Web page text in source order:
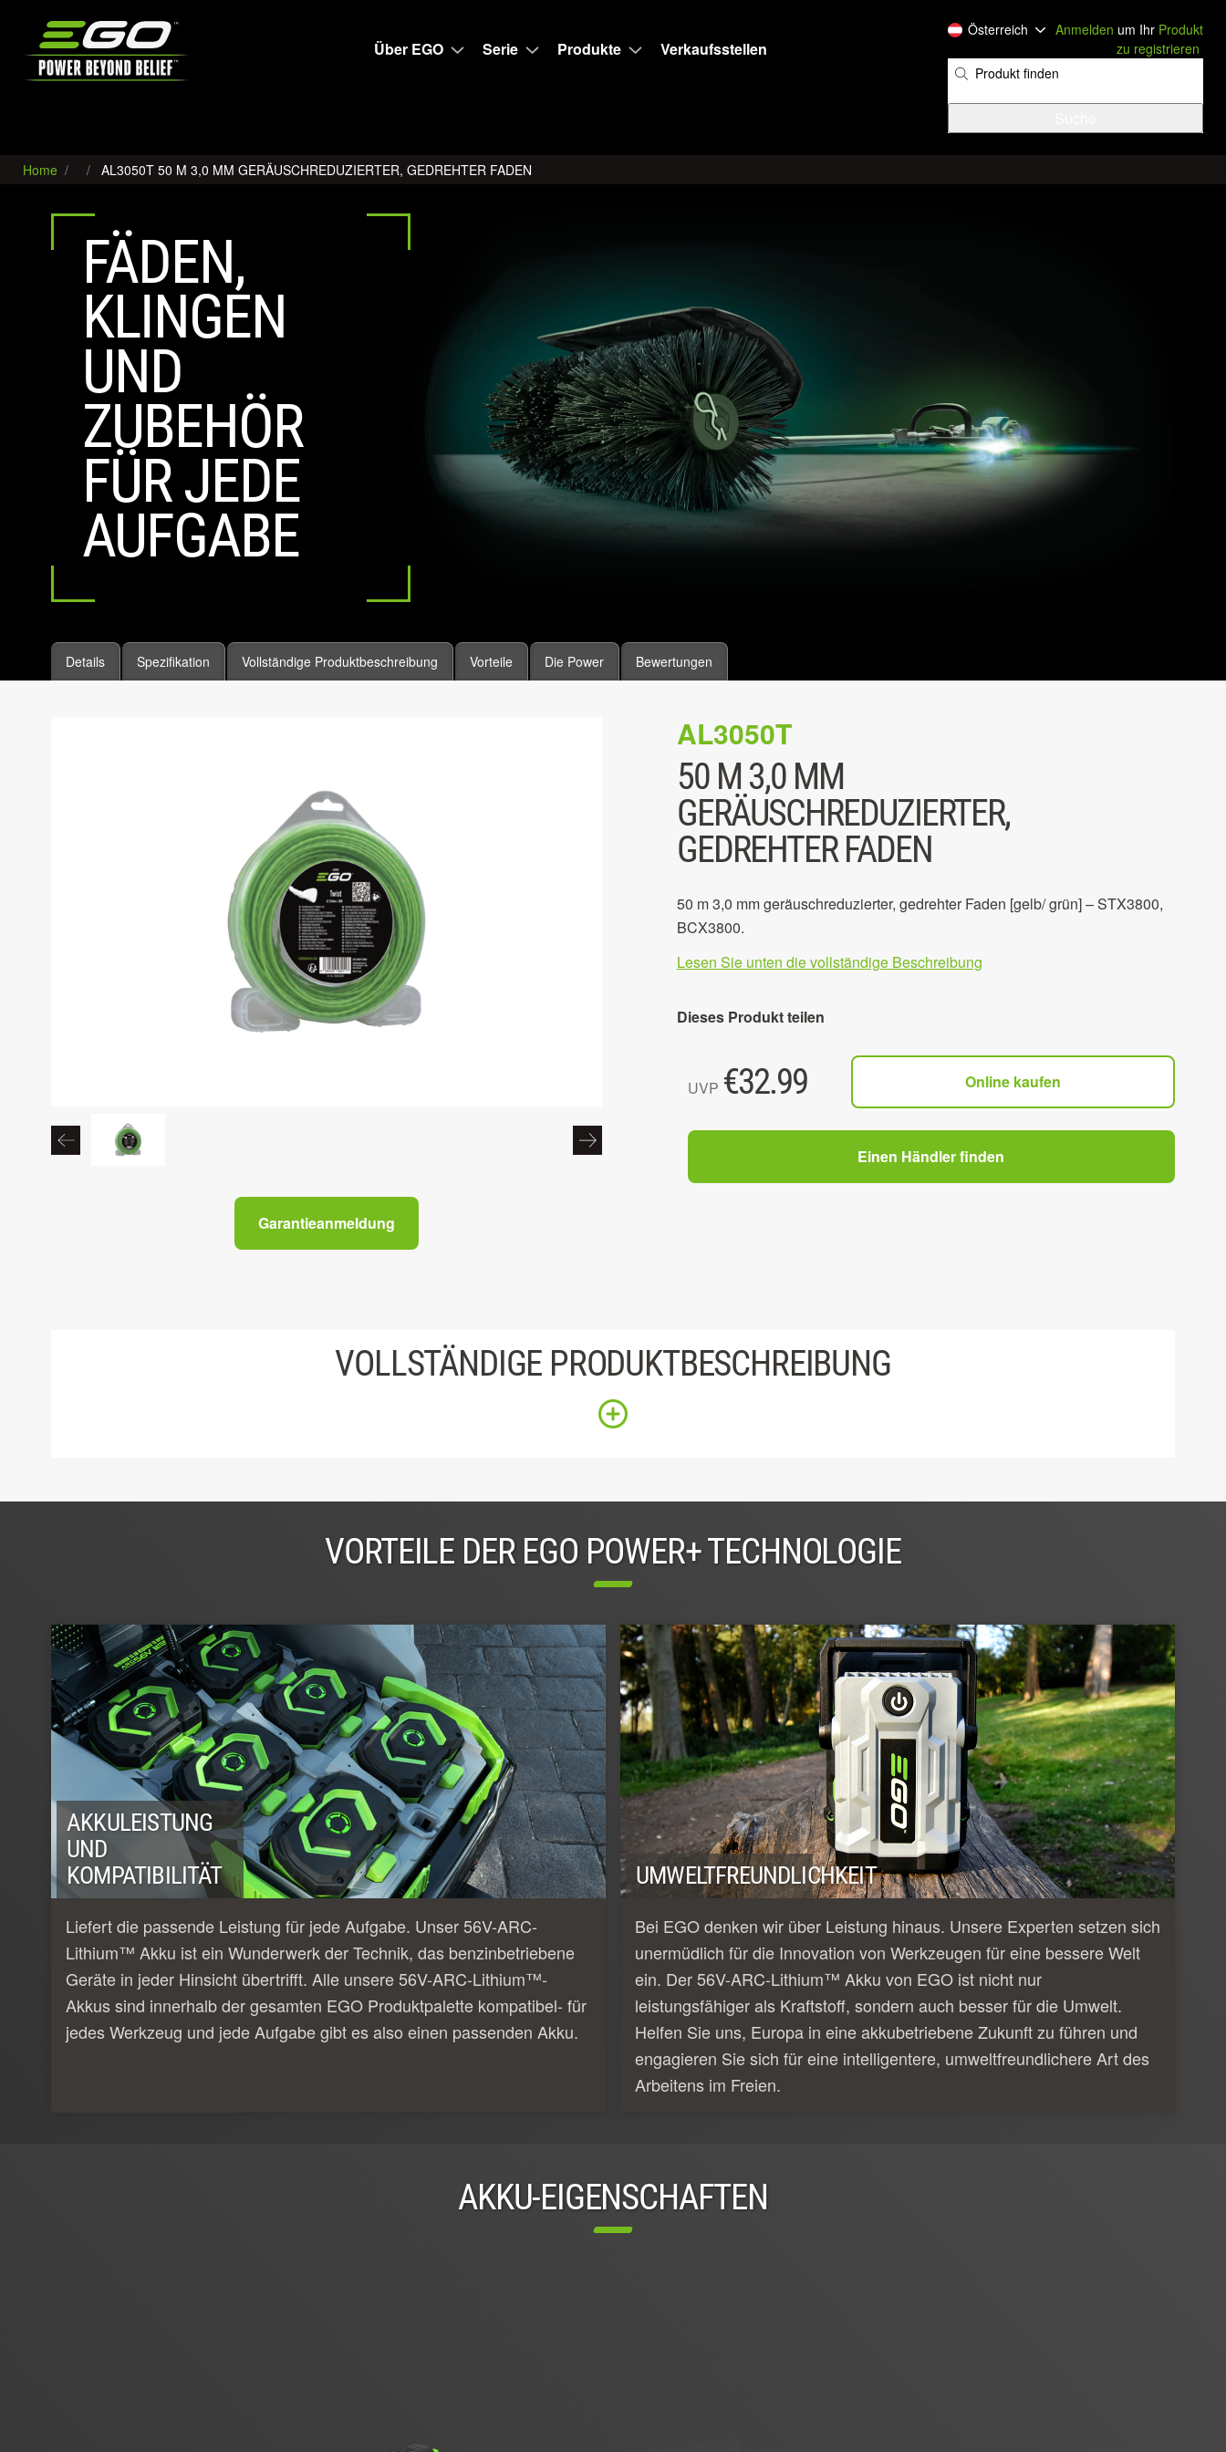
Über EGO
Serie Produkte Verkaufsstellen
Österreich Anmelden um Ihr Produkt
zu registrieren
Home AL3050T 50 M 3,0 MM GERÄUSCHREDUZIERTER, GEDREHTER FADEN
FÄDEN,
KLINGEN
UND
ZUBEHÖR
FÜR JEDE
AUFGABE
Details Spezifikation Vollständige Produktbeschreibung Vorteile Die Power Bewertungen
Garantieanmeldung
AL3050T
50 M 3,0 MM
GERÄUSCHREDUZIERTER,
GEDREHTER FADEN
50 m 3,0 mm geräuschreduzierter, gedrehter Faden [gelb/ grün] – STX3800,
BCX3800.
Lesen Sie unten die vollständige Beschreibung
Dieses Produkt teilen
UVP €32.99 Online kaufen
Einen Händler finden
VOLLSTÄNDIGE PRODUKTBESCHREIBUNG
VORTEILE DER EGO POWER+ TECHNOLOGIE
AKKULEISTUNG
UND
KOMPATIBILITÄT
Liefert die passende Leistung für jede Aufgabe. Unser 56V-ARC-
Lithium™ Akku ist ein Wunderwerk der Technik, das benzinbetriebene
Geräte in jeder Hinsicht übertrifft. Alle unsere 56V-ARC-Lithium™-
Akkus sind innerhalb der gesamten EGO Produktpalette kompatibel- für
jedes Werkzeug und jede Aufgabe gibt es also einen passenden Akku.
UMWELTFREUNDLICHKEIT
Bei EGO denken wir über Leistung hinaus. Unsere Experten setzen sich
unermüdlich für die Innovation von Werkzeugen für eine bessere Welt
ein. Der 56V-ARC-Lithium™ Akku von EGO ist nicht nur
leistungsfähiger als Kraftstoff, sondern auch besser für die Umwelt.
Helfen Sie uns, Europa in eine akkubetriebene Zukunft zu führen und
engagieren Sie sich für eine intelligentere, umweltfreundlichere Art des
Arbeitens im Freien.
AKKU-EIGENSCHAFTEN